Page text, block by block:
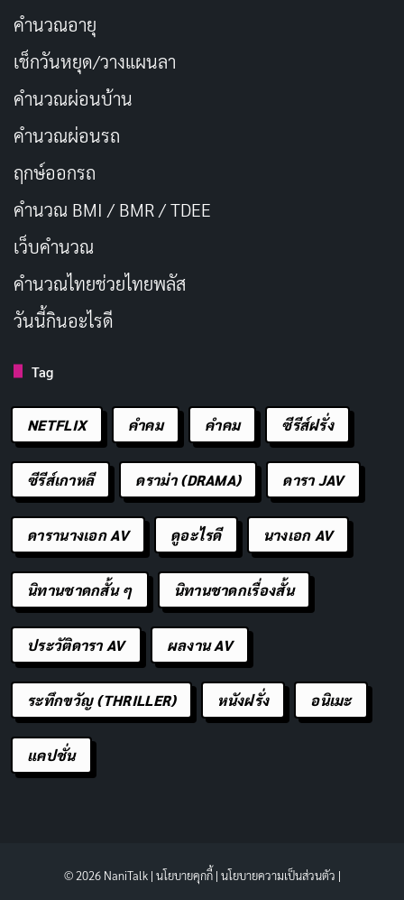
คำนวณอายุ
เช็กวันหยุด/วางแผนลา
คำนวณผ่อนบ้าน
คำนวณผ่อนรถ
ฤกษ์ออกรถ
คำนวณ BMI / BMR / TDEE
เว็บคํานวณ
คํานวณไทยช่วยไทยพลัส
วันนี้กินอะไรดี
Tag
NETFLIX คำคม คําคม ซีรีส์ฝรั่ง
ซีรีส์เกาหลี ดราม่า (DRAMA) ดารา JAV
ดารานางเอก AV ดูอะไรดี นางเอก AV
นิทานชาดกสั้น ๆ นิทานชาดกเรื่องสั้น
ประวัติดารา AV ผลงาน AV
ระทึกขวัญ (THRILLER) หนังฝรั่ง อนิเมะ
แคปชั่น
© 2026 NaniTalk | นโยบายคุกกี้| นโยบายความเป็นส่วนตัว |